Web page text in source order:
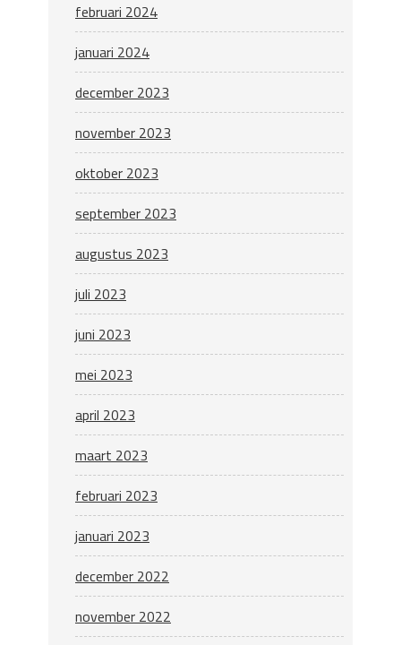
februari 2024
januari 2024
december 2023
november 2023
oktober 2023
september 2023
augustus 2023
juli 2023
juni 2023
mei 2023
april 2023
maart 2023
februari 2023
januari 2023
december 2022
november 2022